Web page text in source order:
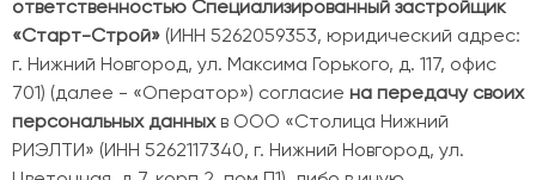
ответственностью Специализированный застройщик
«Старт-Строй» (ИНН 5262059353, юридический адрес:
г. Нижний Новгород, ул. Максима Горького, д. 117, офис
701) (далее - «Оператор») согласие на передачу своих
персональных данныхв ООО «Столица Нижний
РИЭЛТИ» (ИНН 5262117340, г. Нижний Новгород, ул.
Номер телефона
Согласие наобработку
Персональных данных